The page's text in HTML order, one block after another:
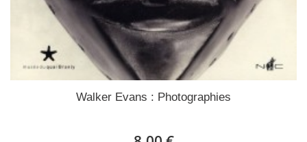
Walker Evans : Photographies